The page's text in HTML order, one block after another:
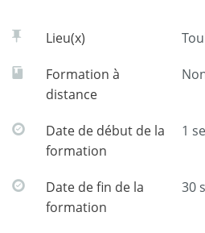
Lieu(x)
Formation à
distance
Date de début de la
formation
1
Date de fin de la
formation
30